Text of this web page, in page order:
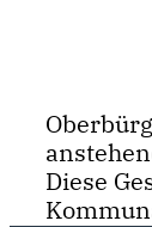
Diese